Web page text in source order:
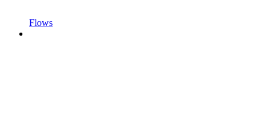
Flows